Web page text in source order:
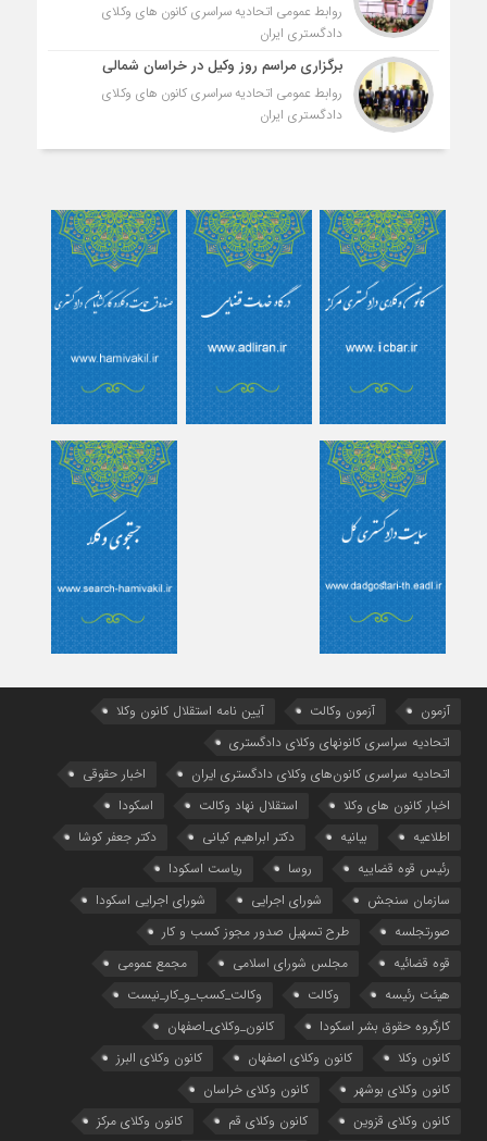
روابط عمومی اتحادیه سراسری کانون های وکلای
دادگستری ایران
برگزاری مراسم روز وکیل در خراسان شمالی
روابط عمومی اتحادیه سراسری کانون های وکلای
دادگستری ایران
آزمون آزمون وکالت
آیین ‌نامه استقلال کانون وکلا
اتحادیه سراسری کانونهای وکلای دادگستری
اتحادیه سراسری کانون‌های وکلای دادگستری ایران
اخبار حقوقی
اخبار کانون های وکلا
استقلال نهاد وکالت
اسکودا
اطلاعیه
بیانیه دکتر ابراهیم کیانی
دکتر جعفر کوشا
رئیس قوه قضاییه
روسا
ریاست اسکودا
سازمان سنجش
شورای اجرایی
شورای اجرایی اسکودا
صورتجلسه
طرح تسهیل صدور مجوز کسب و کار
قوه قضائیه
مجلس شورای اسلامی
مجمع عمومی
هیئت رئیسه
وکالت
وکالت_کسب_و_کار_نیست
کارگروه حقوق بشر اسکودا
کانون_وکلای_اصفهان
کانون وکلا
کانون وکلای اصفهان
کانون وکلای البرز
کانون وکلای بوشهر
کانون وکلای خراسان
کانون وکلای قزوین
کانون وکلای قم کانون وکلای مرکز